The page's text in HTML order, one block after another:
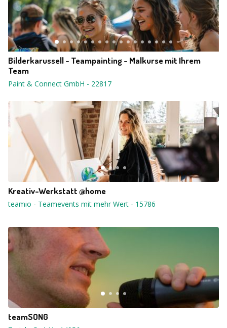
Bilderkarussell - Teampainting - Malkurse mit Ihrem
Team
Paint & Connect GmbH - 22817
Kreativ-Werkstatt @home
teamio - Teamevents mit mehr Wert - 15786
teamSONG